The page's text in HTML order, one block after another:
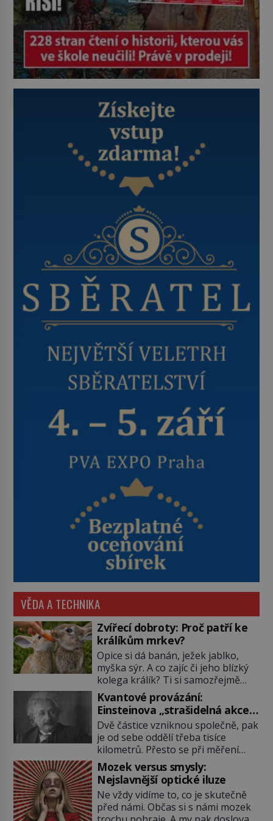
VĚDA A TECHNIKA
Zvířecí dobroty: Proč patří ke
králíkům mrkev?
Opice si dá banán, ježek jablko,
myška sýr. A co zajíc či jeho blízký
kolega králík? Ti si samozřejmě
pochutnají na mrkvi! Proč jsou
podobné představy o potravě
zvířat často spíš mýty? Pokud máte
doma králíka, mrkev mu dát
můžete. A nejspíš mu i bude
chutnat, ovšem měl by ji mít jen
jako občasný pamlsek. […]
Kvantové provázání:
Einsteinova „strašidelná akce
na dálku“ dál mate i fascinuje
vědce
Dvě částice vzniknou společně, pak
je od sebe oddělí třeba tisíce
kilometrů. Přesto se při měření
chovají, jako by mezi nimi
existovalo neviditelné pouto. Albert
Einstein tomu s jistou dávkou
ironie říká „strašidelná akce na
dálku“ a dlouhá desetiletí věří, že
Mozek versus smysly:
Nejslavnější optické iluze
Ne vždy vidíme to, co je skutečně
před námi. Občas si s námi mozek